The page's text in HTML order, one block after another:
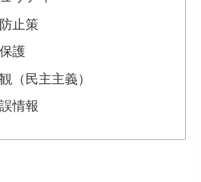
止策
護
（民主主義）
情報